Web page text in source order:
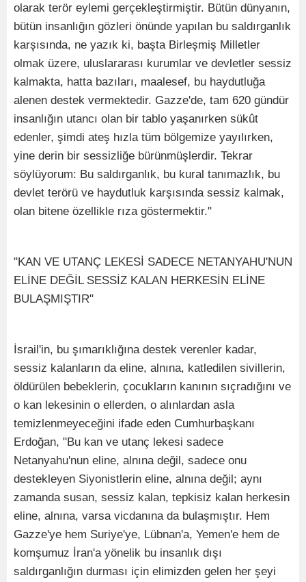
olarak terör eylemi gerçekleştirmiştir. Bütün dünyanın,
bütün insanlığın gözleri önünde yapılan bu saldırganlık
karşısında, ne yazık ki, başta Birleşmiş Milletler
olmak üzere, uluslararası kurumlar ve devletler sessiz
kalmakta, hatta bazıları, maalesef, bu haydutluğa
alenen destek vermektedir. Gazze'de, tam 620 gündür
insanlığın utancı olan bir tablo yaşanırken sükût
edenler, şimdi ateş hızla tüm bölgemize yayılırken,
yine derin bir sessizliğe bürünmüşlerdir. Tekrar
söylüyorum: Bu saldırganlık, bu kural tanımazlık, bu
devlet terörü ve haydutluk karşısında sessiz kalmak,
olan bitene özellikle rıza göstermektir."
"KAN VE UTANÇ LEKESİ SADECE NETANYAHU'NUN
ELİNE DEĞİL SESSİZ KALAN HERKESİN ELİNE
BULAŞMIŞTIR"
İsrail'in, bu şımarıklığına destek verenler kadar,
sessiz kalanların da eline, alnına, katledilen sivillerin,
öldürülen bebeklerin, çocukların kanının sıçradığını ve
o kan lekesinin o ellerden, o alınlardan asla
temizlenmeyeceğini ifade eden Cumhurbaşkanı
Erdoğan, "Bu kan ve utanç lekesi sadece
Netanyahu'nun eline, alnına değil, sadece onu
destekleyen Siyonistlerin eline, alnına değil; aynı
zamanda susan, sessiz kalan, tepkisiz kalan herkesin
eline, alnına, varsa vicdanına da bulaşmıştır. Hem
Gazze'ye hem Suriye'ye, Lübnan'a, Yemen'e hem de
komşumuz İran'a yönelik bu insanlık dışı
saldırganlığın durması için elimizden gelen her şeyi